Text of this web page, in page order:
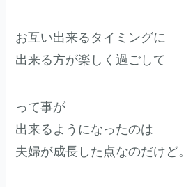
お互い出来るタイミングに
出来る方が楽しく過ごして
って事が
出来るようになったのは
夫婦が成長した点なのだけど。